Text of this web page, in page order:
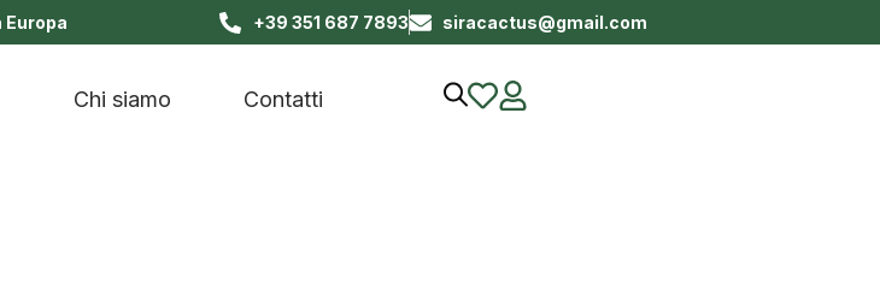
+39 351 687 7893 siracactus@gmail.com
Chi siamo Contatti